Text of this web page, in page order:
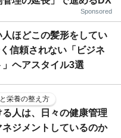
Sponsored
ほどこの髪形をしてい
信頼されない「ビジネ
ヘアスタイル3選
栄養の整え方
人は、日々の健康管理
ジメントしているのか